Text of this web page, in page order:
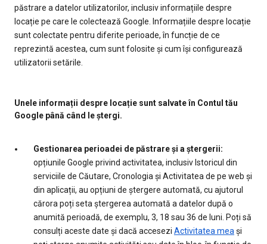
păstrare a datelor utilizatorilor, inclusiv informațiile despre
locație pe care le colectează Google. Informațiile despre locație
sunt colectate pentru diferite perioade, în funcție de ce
reprezintă acestea, cum sunt folosite și cum își configurează
utilizatorii setările.
Unele informații despre locație sunt salvate în Contul tău
Google până când le ștergi.
Gestionarea perioadei de păstrare și a ștergerii:
opțiunile Google privind activitatea, inclusiv Istoricul din
serviciile de Căutare, Cronologia și Activitatea de pe web și
din aplicații, au opțiuni de ștergere automată, cu ajutorul
cărora poți seta ștergerea automată a datelor după o
anumită perioadă, de exemplu, 3, 18 sau 36 de luni. Poți să
consulți aceste date și dacă accesezi Activitatea mea și